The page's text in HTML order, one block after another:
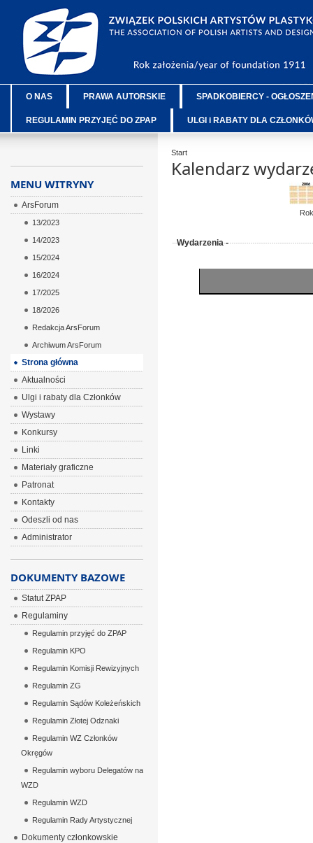
O NAS PRAWA AUTORSKIE SPADKOBIERCY -
REGULAMIN PRZYJĘĆ DO ZPAP ULGI i RABATY DLA
Start
Kalendarz
Rok
Wydarzenia -
MENU WITRYNY
ArsForum
13/2023
14/2023
15/2024
16/2024
17/2025
18/2026
Redakcja ArsForum
Archiwum ArsForum
Strona główna
Aktualności
Ulgi i rabaty dla Członków
Wystawy
Konkursy
Linki
Materiały graficzne
Patronat
Kontakty
Odeszli od nas
Administrator
DOKUMENTY BAZOWE
Statut ZPAP
Regulaminy
Regulamin przyjęć do ZPAP
Regulamin KPO
Regulamin Komisji Rewizyjnych
Regulamin ZG
Regulamin Sądów Koleżeńskich
Regulamin Złotej Odznaki
Regulamin WZ Członków
Okręgów
Regulamin wyboru Delegatów na
WZD
Regulamin WZD
Regulamin Rady Artystycznej
Dokumenty członkowskie